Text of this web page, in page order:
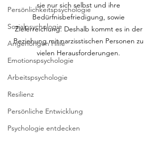
Persönlichkeitspsychologie
Sozialpsychologie
Angehörigen Hilfe
Emotionspsychologie
Arbeitspsychologie
Resilienz
Persönliche Entwicklung
Psychologie entdecken
sie nur sich selbst und ihre
Bedürfnisbefriedigung, sowie
Zielerreichung. Deshalb kommt es in der
Beziehung mit narzisstischen Personen zu
vielen Herausforderungen.